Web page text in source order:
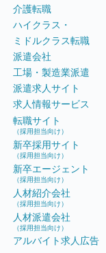
介護転職
ハイクラス・
ミドルクラス転職
派遣会社
工場・製造業派遣
派遣求人サイト
求人情報サービス
転職サイト
（採用担当向け）
新卒採用サイト
（採用担当向け）
新卒エージェント
（採用担当向け）
人材紹介会社
（採用担当向け）
人材派遣会社
（採用担当向け）
アルバイト求人広告